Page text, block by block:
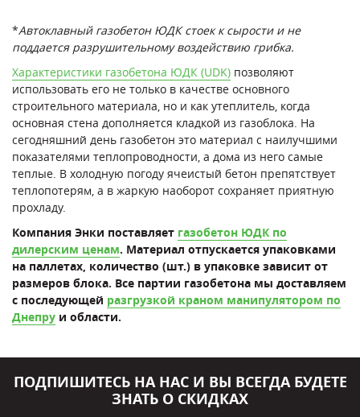
*Автоклавный газобетон ЮДК стоек к сырости и не
поддается разрушительному воздействию грибка.
Характеристики газобетона ЮДК (UDK) позволяют
использовать его не только в качестве основного
строительного материала, но и как утеплитель, когда
основная стена дополняется кладкой из газоблока. На
сегодняшний день газобетон это материал с наилучшими
показателями теплопроводности, а дома из него самые
теплые. В холодную погоду ячеистый бетон препятствует
теплопотерям, а в жаркую наоборот сохраняет приятную
прохладу.
Компания Энки поставляет газобетон ЮДК по
дилерским ценам. Материал отпускается упаковками
на паллетах, количество (шт.) в упаковке зависит от
размеров блока. Все партии газобетона мы доставляем
с последующей разгрузкой краном манипулятором по
Днепру и области.
ПОДПИШИТЕСЬ НА НАС И ВЫ ВСЕГДА БУДЕТЕ
ЗНАТЬ О СКИДКАХ